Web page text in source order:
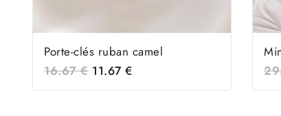
Porte-clés ruban camel
16.67€ 11.67 €